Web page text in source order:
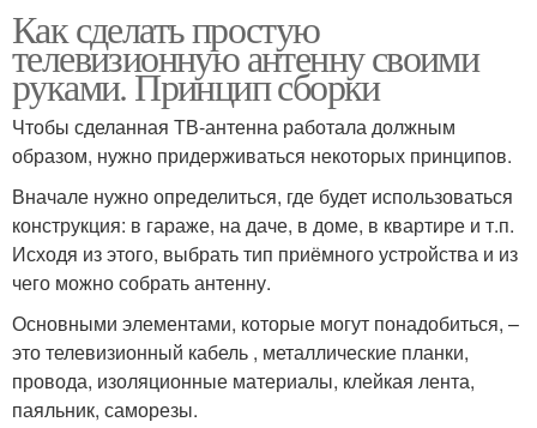
Как сделать простую
телевизионную антенну своими
руками. Принцип сборки
Чтобы сделанная ТВ-антенна работала должным
образом, нужно придерживаться некоторых принципов.
Вначале нужно определиться, где будет использоваться
конструкция: в гараже, на даче, в доме, в квартире и т.п.
Исходя из этого, выбрать тип приёмного устройства и из
чего можно собрать антенну.
Основными элементами, которые могут понадобиться, –
это телевизионный кабель , металлические планки,
провода, изоляционные материалы, клейкая лента,
паяльник, саморезы.